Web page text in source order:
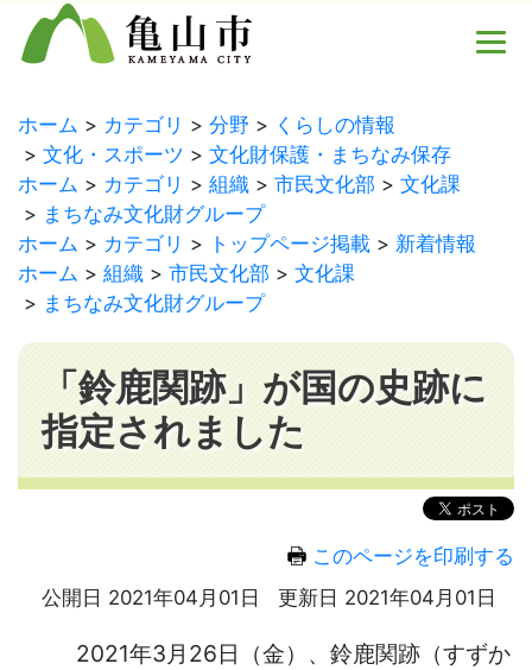
ホーム カテゴリ 分野
くらしの情報
文化・スポーツ
文化財保護・まちなみ保存
ホーム
カテゴリ 組織 市民文化部
文化課
まちなみ文化財グループ
ホーム
カテゴリ トップページ掲載
新着情報
ホーム
組織 市民文化部
文化課
まちなみ文化財グループ
「鈴鹿関跡」が国の史跡に
指定されました
このページを印刷する
公開日 2021年04月01日
更新日 2021年04月01日
2021年3月26日（金）、鈴鹿関跡（すずか